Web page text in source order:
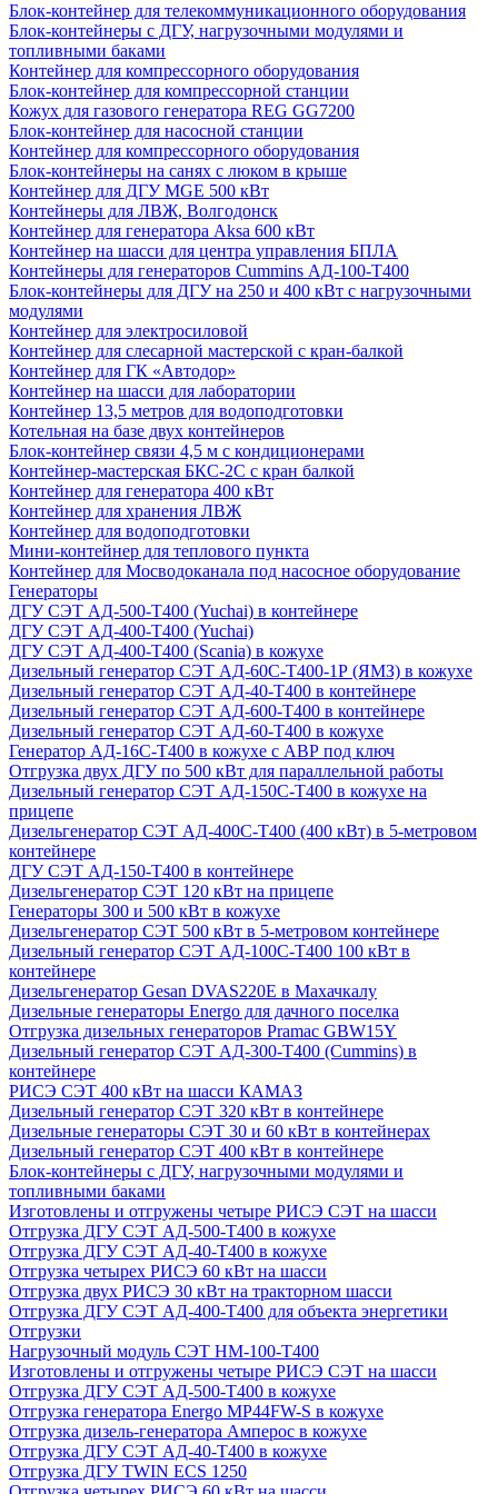
Блок-контейнер для телекоммуникационного оборудования
Блок-контейнеры с ДГУ, нагрузочными модулями и
топливными баками
Контейнер для компрессорного оборудования
Блок-контейнер для компрессорной станции
Кожух для газового генератора REG GG7200
Блок-контейнер для насосной станции
Контейнер для компрессорного оборудования
Блок-контейнеры на санях с люком в крыше
Контейнер для ДГУ MGE 500 кВт
Контейнеры для ЛВЖ, Волгодонск
Контейнер для генератора Aksa 600 кВт
Контейнер на шасси для центра управления БПЛА
Контейнеры для генераторов Cummins АД-100-Т400
Блок-контейнеры для ДГУ на 250 и 400 кВт с нагрузочными
модулями
Контейнер для электросиловой
Контейнер для слесарной мастерской с кран-балкой
Контейнер для ГК «Автодор»
Контейнер на шасси для лаборатории
Контейнер 13,5 метров для водоподготовки
Котельная на базе двух контейнеров
Блок-контейнер связи 4,5 м с кондиционерами
Контейнер-мастерская БКС-2С с кран балкой
Контейнер для генератора 400 кВт
Контейнер для хранения ЛВЖ
Контейнер для водоподготовки
Мини-контейнер для теплового пункта
Контейнер для Мосводоканала под насосное оборудование
Генераторы
ДГУ СЭТ АД-500-Т400 (Yuchai) в контейнере
ДГУ СЭТ АД-400-Т400 (Yuchai)
ДГУ СЭТ АД-400-Т400 (Scania) в кожухе
Дизельный генератор СЭТ АД-60С-Т400-1Р (ЯМЗ) в кожухе
Дизельный генератор СЭТ АД-40-Т400 в контейнере
Дизельный генератор СЭТ АД-600-Т400 в контейнере
Дизельный генератор СЭТ АД-60-Т400 в кожухе
Генератор АД-16С-Т400 в кожухе с АВР под ключ
Отгрузка двух ДГУ по 500 кВт для параллельной работы
Дизельный генератор СЭТ АД-150С-Т400 в кожухе на
прицепе
Дизельгенератор СЭТ АД-400С-Т400 (400 кВт) в 5-метровом
контейнере
ДГУ СЭТ АД-150-Т400 в контейнере
Дизельгенератор СЭТ 120 кВт на прицепе
Генераторы 300 и 500 кВт в кожухе
Дизельгенератор СЭТ 500 кВт в 5-метровом контейнере
Дизельный генератор СЭТ АД-100С-Т400 100 кВт в
контейнере
Дизельгенератор Gesan DVAS220E в Махачкалу
Дизельные генераторы Energo для дачного поселка
Отгрузка дизельных генераторов Pramac GВW15Y
Дизельный генератор СЭТ АД-300-Т400 (Cummins) в
контейнере
РИСЭ СЭТ 400 кВт на шасси КАМАЗ
Дизельный генератор СЭТ 320 кВт в контейнере
Дизельные генераторы СЭТ 30 и 60 кВт в контейнерах
Дизельный генератор СЭТ 400 кВт в контейнере
Блок-контейнеры с ДГУ, нагрузочными модулями и
топливными баками
Изготовлены и отгружены четыре РИСЭ СЭТ на шасси
Отгрузка ДГУ СЭТ АД-500-Т400 в кожухе
Отгрузка ДГУ СЭТ АД-40-Т400 в кожухе
Отгрузка четырех РИСЭ 60 кВт на шасси
Отгрузка двух РИСЭ 30 кВт на тракторном шасси
Отгрузка ДГУ СЭТ АД-400-Т400 для объекта энергетики
Отгрузки
Нагрузочный модуль СЭТ НМ-100-Т400
Изготовлены и отгружены четыре РИСЭ СЭТ на шасси
Отгрузка ДГУ СЭТ АД-500-Т400 в кожухе
Отгрузка генератора Energo MP44FW-S в кожухе
Отгрузка дизель-генератора Амперос в кожухе
Отгрузка ДГУ СЭТ АД-40-Т400 в кожухе
Отгрузка ДГУ TWIN ECS 1250